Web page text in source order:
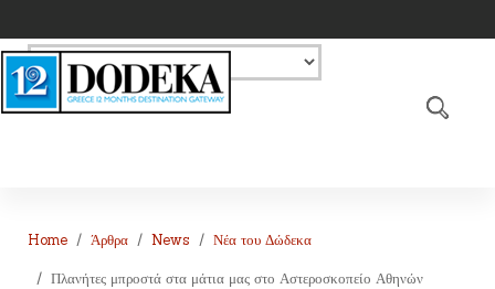
Home Άρθρα News Νέα του Δώδεκα
Πλανήτες μπροστά στα μάτια μας στο Αστεροσκοπείο Αθηνών